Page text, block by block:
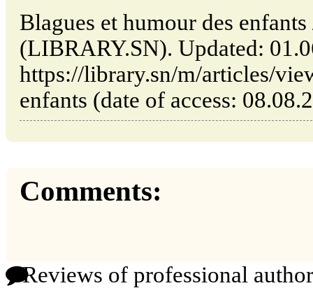
Blagues et humour des
(LIBRARY.SN). Updated:
https://library.sn/m/articles/
enfants (date of access:
Comments:
Reviews of professional